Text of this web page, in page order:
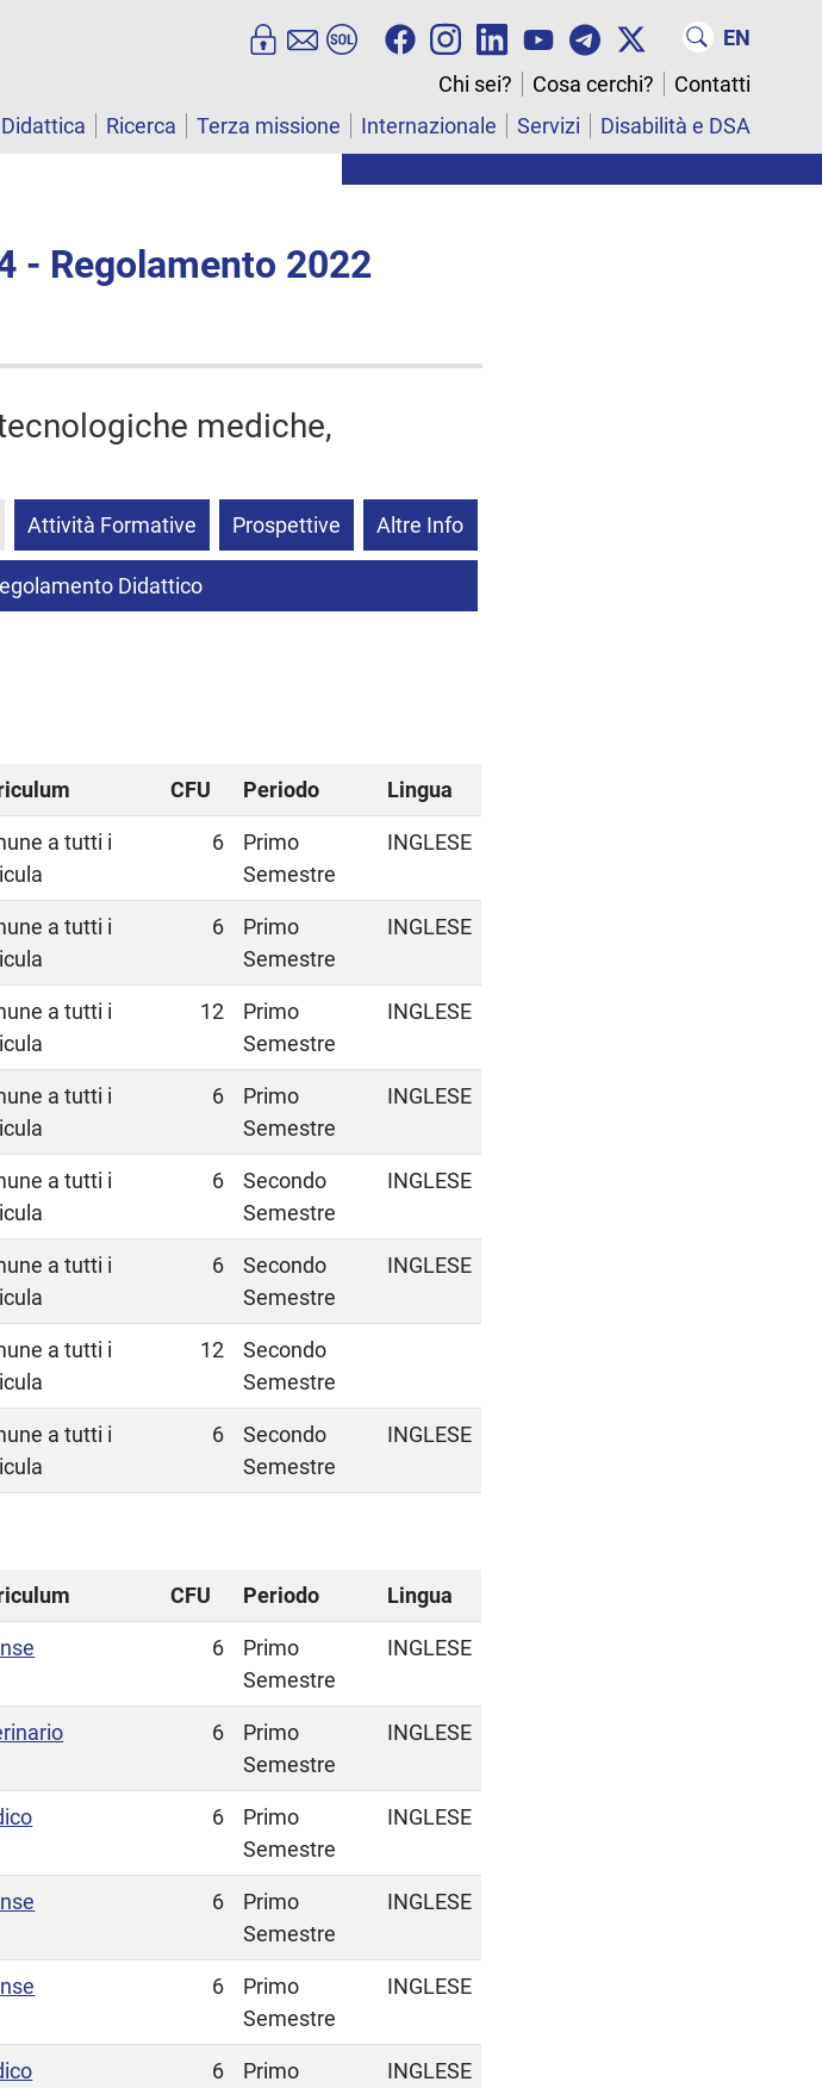
EN
Chi sei?
Cosa cerchi?
Contatti
Didattica Ricerca Terza missione Internazionale Servizi Disabilità e DSA
- Regolamento 2022
mediche,
Attività Formative Prospettive Altre Info
Didattico
CFU Periodo Lingua
a tutti i
6
Primo
Semestre
INGLESE
a tutti i
6
Primo
Semestre
INGLESE
a tutti i
12
Primo
Semestre
INGLESE
a tutti i
6
Primo
Semestre
INGLESE
a tutti i
6
Secondo
Semestre
INGLESE
a tutti i
6
Secondo
Semestre
INGLESE
a tutti i
12
Secondo
Semestre
a tutti i
6
Secondo
Semestre
INGLESE
CFU Periodo Lingua
6
Primo
Semestre
INGLESE
6
Primo
Semestre
INGLESE
6
Primo
Semestre
INGLESE
6
Primo
Semestre
INGLESE
6
Primo
Semestre
INGLESE
6
Primo
INGLESE